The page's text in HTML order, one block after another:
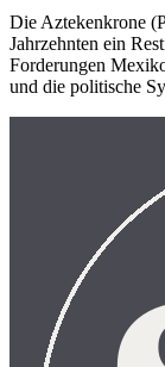
Die Aztekenkrone
Jahrzehnten ein
Forderungen
und die politische